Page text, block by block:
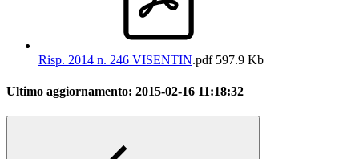
Risp. 2014 n. 246 VISENTIN.pdf597.9 Kb
Ultimo aggiornamento: 2015-02-16 11:18:32